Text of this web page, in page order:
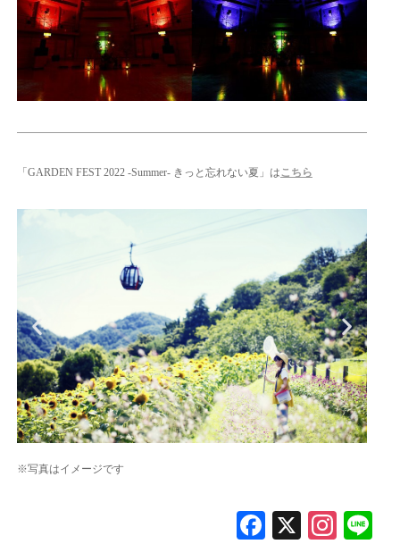
「GARDEN FEST 2022 -Summer- きっと忘れない夏」はこちら
※写真はイメージです
F X In